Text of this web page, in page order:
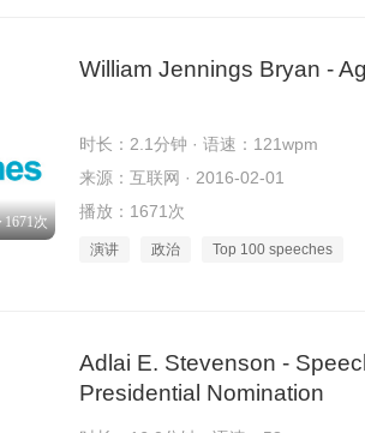
1671次
William Jennings Bryan -
时长：2.1分钟 · 语速：121wpm
来源：互联网 · 2016-02-01
播放：1671次
演讲 政治 Top 100 speeches
Adlai E. Stevenson -
Presidential Nomination